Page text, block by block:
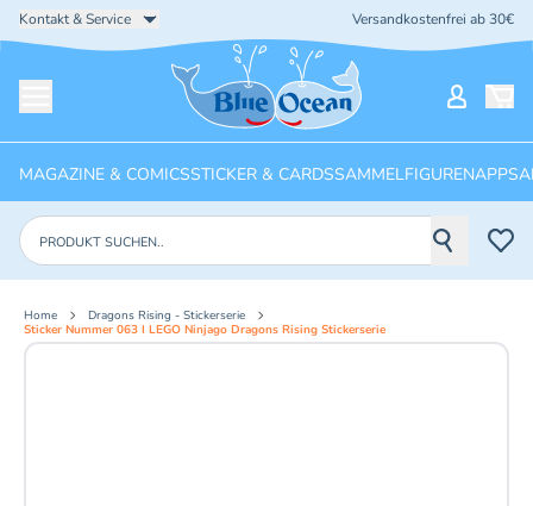
Kontakt & Service Versandkostenfrei ab 30€
Startseite
MAGAZINE & COMICSSTICKER & CARDSSAMMELFIGURENAPPS
Produkte suchen
Home
Dragons Rising - Stickerserie
Sticker Nummer 063 I LEGO Ninjago Dragons Rising Stickerserie